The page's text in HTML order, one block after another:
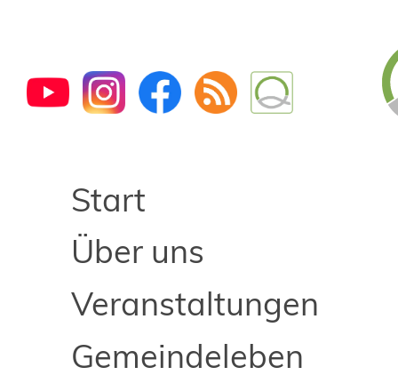
Start
Über uns
Veranstaltungen
Gemeindeleben